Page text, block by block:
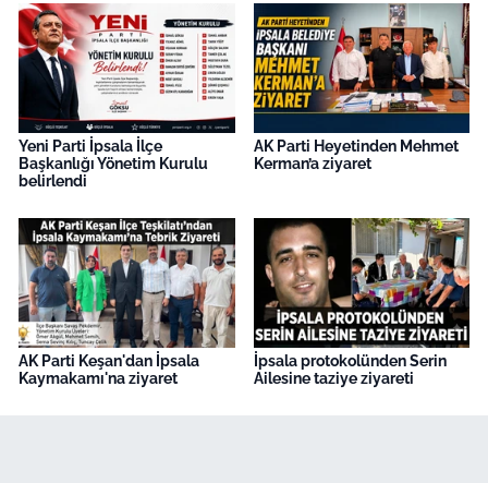
Yeni Parti İpsala İlçe
Başkanlığı Yönetim Kurulu
belirlendi
AK Parti Heyetinden Mehmet
Kerman’a ziyaret
AK Parti Keşan'dan İpsala
Kaymakamı'na ziyaret
İpsala protokolünden Serin
Ailesine taziye ziyareti
Finans
Genel-A
Gündem-Eğitim